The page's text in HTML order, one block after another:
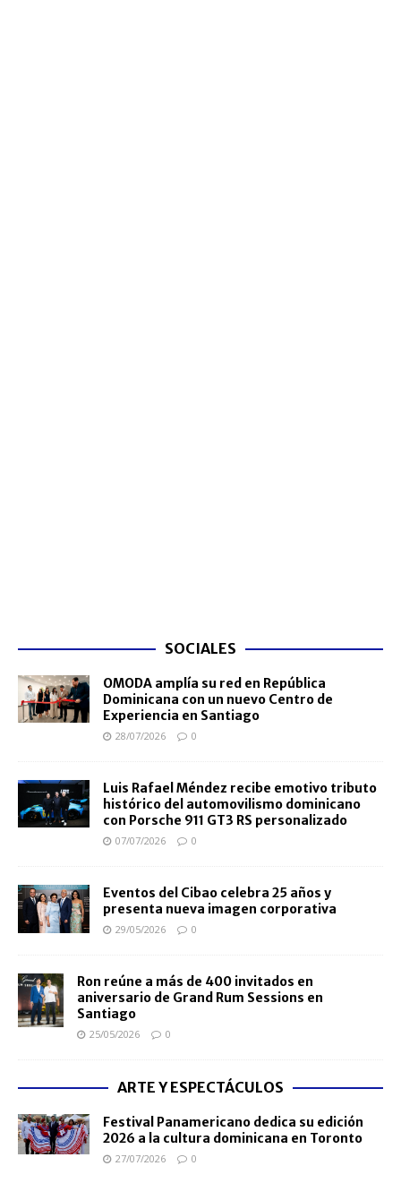
SOCIALES
OMODA amplía su red en República
Dominicana con un nuevo Centro de
Experiencia en Santiago
28/07/2026 0
Luis Rafael Méndez recibe emotivo tributo
histórico del automovilismo dominicano
con Porsche 911 GT3 RS personalizado
07/07/2026 0
Eventos del Cibao celebra 25 años y
presenta nueva imagen corporativa
29/05/2026 0
Ron reúne a más de 400 invitados en
aniversario de Grand Rum Sessions en
Santiago
25/05/2026 0
ARTE Y ESPECTÁCULOS
Festival Panamericano dedica su edición
2026 a la cultura dominicana en Toronto
27/07/2026 0